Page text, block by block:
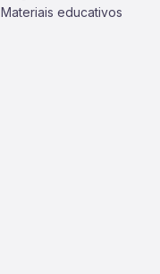
Materiais educativos